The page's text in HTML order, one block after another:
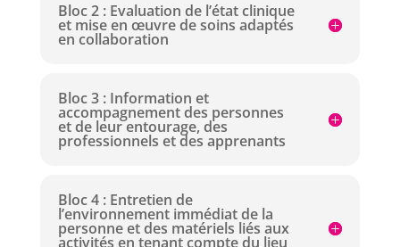
Bloc 2 : Evaluation de l’état clinique
et mise en œuvre de soins adaptés
en collaboration
Bloc 3 : Information et
accompagnement des personnes
et de leur entourage, des
professionnels et des apprenants
Bloc 4 : Entretien de
l’environnement immédiat de la
personne et des matériels liés aux
activités en tenant compte du lieu